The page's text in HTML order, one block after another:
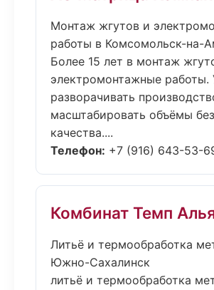
Монтаж жгутов и
работы в Комсомольск-на-
Более 15 лет в монтаж
электромонтажные работы.
разворачивать
масштабировать объёмы
качества....
Телефон: +7 (916) 643-53-
Комбинат Темп
Литьё и термообработка
Южно-Сахалинск
литьё и термообработка